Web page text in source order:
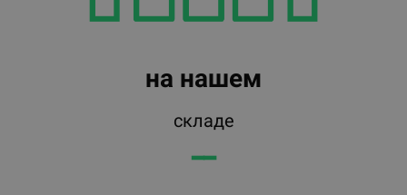
на нашем
складе
━━